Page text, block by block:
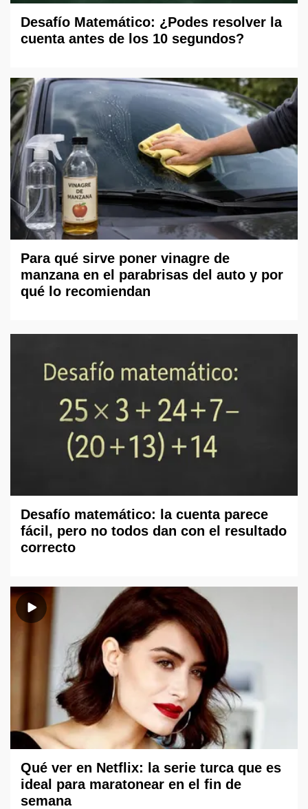
Desafío Matemático: ¿Podes resolver la
cuenta antes de los 10 segundos?
Para qué sirve poner vinagre de
manzana en el parabrisas del auto y por
qué lo recomiendan
Desafío matemático: la cuenta parece
fácil, pero no todos dan con el resultado
correcto
Qué ver en Netflix: la serie turca que es
ideal para maratonear en el fin de
semana